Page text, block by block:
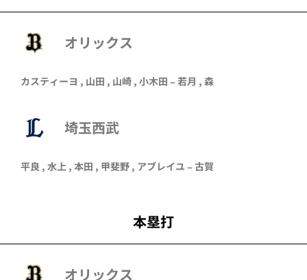
オリックス
カスティーヨ , 山田 , 山崎 , 小木田 –若月 , 森
埼玉西武
平良 , 水上 , 本田 , 甲斐野 , アブレイユ –古賀
本塁打
オリックス